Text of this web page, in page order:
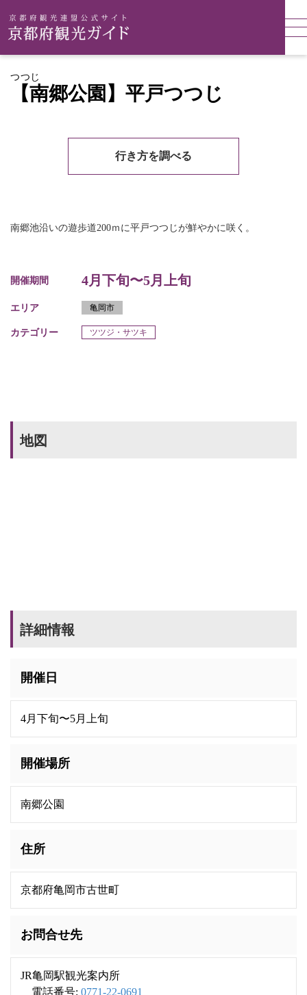
【南郷公園】平戸つつじ
つつじ
行き方を調べる
南郷池沿いの遊歩道200ｍに平戸つつじが鮮やかに咲く。
開催期間 4月下旬〜5月上旬
エリア 亀岡市
カテゴリー ツツジ・サツキ
地図
詳細情報
開催日
4月下旬〜5月上旬
開催場所
南郷公園
住所
京都府亀岡市古世町
お問合せ先
JR亀岡駅観光案内所
電話番号: 0771-22-0691